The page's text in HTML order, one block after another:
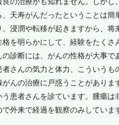
天寿がんだったということは
浸潤や転移が起きますから、
を明らかにして、経験をたくさ
診断には、がんの性格が大事
さんの気力と体力、こういう
んの治療に戸惑うことがあり
患者さんを診ています。腫瘍
外来で経過を観察のみしていま